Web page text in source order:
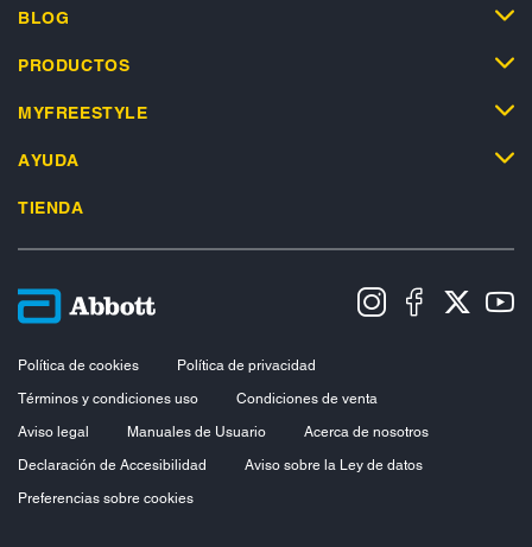
BLOG
PRODUCTOS
MYFREESTYLE
AYUDA
TIENDA
Política de cookies
Política de privacidad
Términos y condiciones uso
Condiciones de venta
Aviso legal
Manuales de Usuario
Acerca de nosotros
Declaración de Accesibilidad
Aviso sobre la Ley de datos
Preferencias sobre cookies